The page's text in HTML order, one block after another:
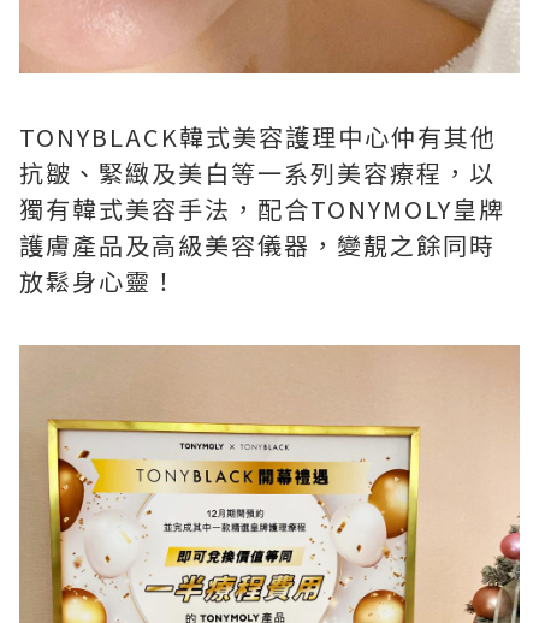
TONYBLACK韓式美容護理中心仲有其他
抗皺、緊緻及美白等一系列美容療程，以
獨有韓式美容手法，配合TONYMOLY皇牌
護膚產品及高級美容儀器，變靚之餘同時
放鬆身心靈！